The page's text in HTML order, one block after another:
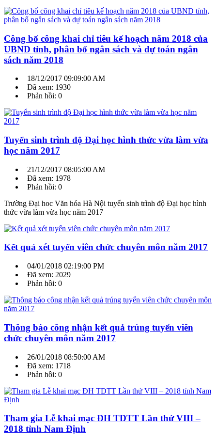
Công bố công khai chỉ tiêu kế hoạch năm 2018 của
UBND tỉnh, phân bổ ngân sách và dự toán ngân
sách năm 2018
18/12/2017 09:09:00 AM
Đã xem: 1930
Phản hồi: 0
Tuyển sinh trình độ Đại học hình thức vừa làm vừa
học năm 2017
21/12/2017 08:05:00 AM
Đã xem: 1978
Phản hồi: 0
Trường Đại hoc Văn hóa Hà Nội tuyển sinh trình độ Đại học hình
thức vừa làm vừa học năm 2017
Kết quả xét tuyển viên chức chuyên môn năm 2017
04/01/2018 02:19:00 PM
Đã xem: 2029
Phản hồi: 0
Thông báo công nhận kết quả trúng tuyển viên
chức chuyên môn năm 2017
26/01/2018 08:50:00 AM
Đã xem: 1718
Phản hồi: 0
Tham gia Lễ khai mạc ĐH TDTT Lần thứ VIII –
2018 tỉnh Nam Định